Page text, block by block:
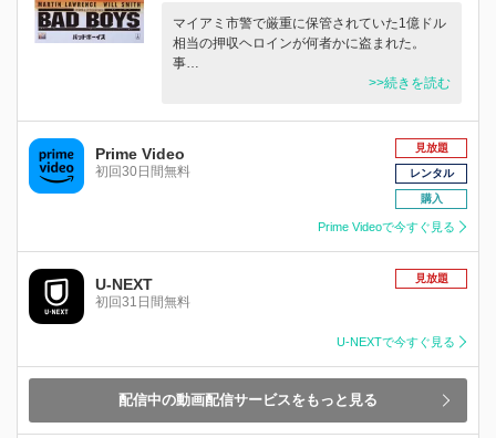
マイアミ市警で厳重に保管されていた1億ドル
相当の押収ヘロインが何者かに盗まれた。
事…
>>続きを読む
Prime Video
初回30日間無料
見放題
レンタル
購入
Prime Videoで今すぐ見る
U-NEXT
初回31日間無料
見放題
U-NEXTで今すぐ見る
配信中の動画配信サービスをもっと見る